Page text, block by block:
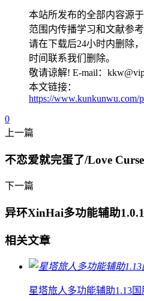
本站所发布的全部内容源
范围内传播学习和文献参考
请在下载后24小时内删除
时间联系我们删除。
敬请谅解! E-mail：
本文链接：
https://www.kunkunwu.com/
0
上一篇
不恋爱就完蛋了/Love
下一篇
异环XinHai多功能辅助
相关文章
星塔旅人多功能辅助1.13国